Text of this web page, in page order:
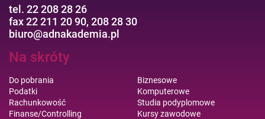
tel. 22 208 28 26
fax 22 211 20 90, 208 28 30
biuro@adnakademia.pl
Na skróty
Do pobrania
Podatki
Rachunkowość
Finanse/Controlling
Biznesowe
Komputerowe
Studia podyplomowe
Kursy zawodowe